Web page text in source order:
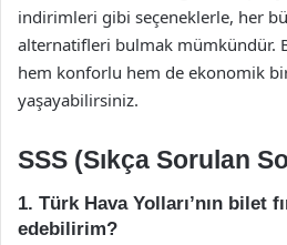
indirimleri gibi seçeneklerle, her
alternatifleri bulmak mümkündür.
hem konforlu hem de ekonomik
yaşayabilirsiniz.
SSS (Sıkça Sorulan
1. Türk Hava Yolları’nın bilet
edebilirim?